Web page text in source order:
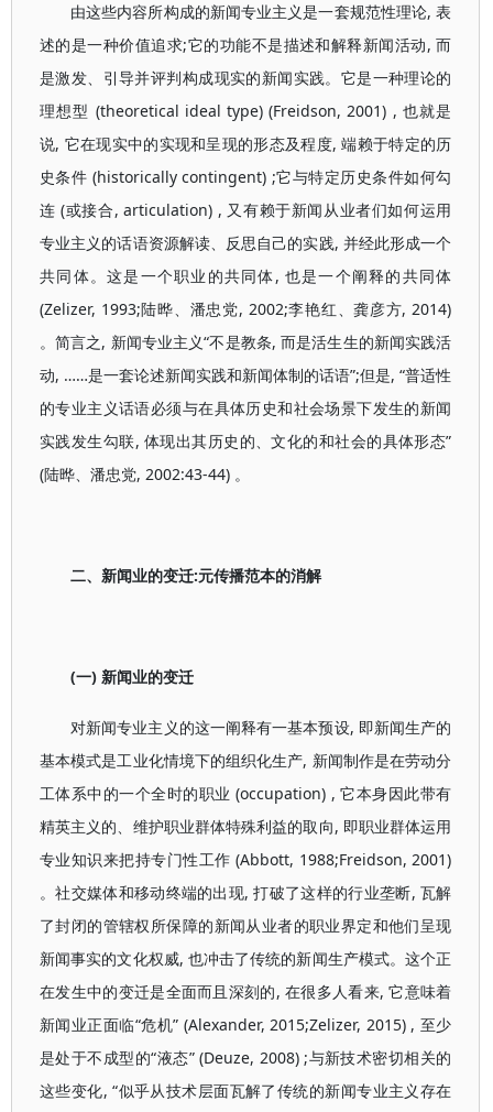
由这些内容所构成的新闻专业主义是一套规范性理论, 表
述的是一种价值追求;它的功能不是描述和解释新闻活动, 而
是激发、引导并评判构成现实的新闻实践。它是一种理论的
理想型 (theoretical ideal type) (Freidson, 2001) , 也就是
说, 它在现实中的实现和呈现的形态及程度, 端赖于特定的历
史条件 (historically contingent) ;它与特定历史条件如何勾
连 (或接合, articulation) , 又有赖于新闻从业者们如何运用
专业主义的话语资源解读、反思自己的实践, 并经此形成一个
共同体。这是一个职业的共同体, 也是一个阐释的共同体
(Zelizer, 1993;陆晔、潘忠党, 2002;李艳红、龚彦方, 2014)
。简言之, 新闻专业主义“不是教条, 而是活生生的新闻实践活
动, ……是一套论述新闻实践和新闻体制的话语”;但是, “普适性
的专业主义话语必须与在具体历史和社会场景下发生的新闻
实践发生勾联, 体现出其历史的、文化的和社会的具体形态”
(陆晔、潘忠党, 2002:43-44) 。
二、新闻业的变迁:元传播范本的消解
(一) 新闻业的变迁
对新闻专业主义的这一阐释有一基本预设, 即新闻生产的
基本模式是工业化情境下的组织化生产, 新闻制作是在劳动分
工体系中的一个全时的职业 (occupation) , 它本身因此带有
精英主义的、维护职业群体特殊利益的取向, 即职业群体运用
专业知识来把持专门性工作 (Abbott, 1988;Freidson, 2001)
。社交媒体和移动终端的出现, 打破了这样的行业垄断, 瓦解
了封闭的管辖权所保障的新闻从业者的职业界定和他们呈现
新闻事实的文化权威, 也冲击了传统的新闻生产模式。这个正
在发生中的变迁是全面而且深刻的, 在很多人看来, 它意味着
新闻业正面临“危机” (Alexander, 2015;Zelizer, 2015) , 至少
是处于不成型的“液态” (Deuze, 2008) ;与新技术密切相关的
这些变化, “似乎从技术层面瓦解了传统的新闻专业主义存在